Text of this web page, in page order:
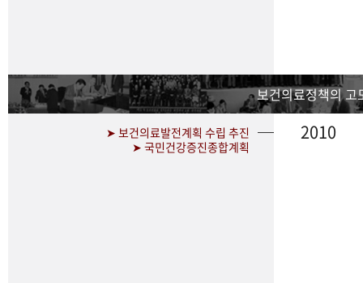
보건의료정책의 고
➤ 보건의료발전계획 수립 추진
➤ 국민건강증진종합계획
2010